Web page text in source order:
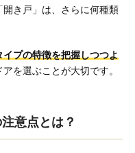
き戸」は、さらに何種類
イプの特徴を把握しつつよ
を選ぶことが大切です。
意点とは？